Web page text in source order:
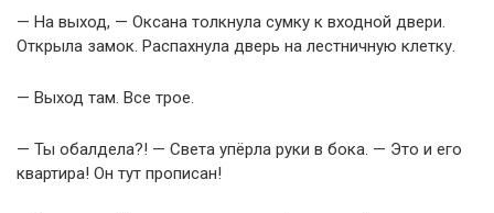
— На выход, — Оксана толкнула сумку к входной двери.
Открыла замок. Распахнула дверь на лестничную клетку.
— Выход там. Все трое.
— Ты обалдела?! — Света упёрла руки в бока. — Это и его
квартира! Он тут прописан!